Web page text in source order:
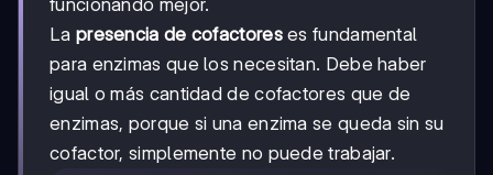
funcionando mejor.
La presencia de cofactoreses fundamental
para enzimas que los necesitan. Debe haber
igual o más cantidad de cofactores que de
enzimas, porque si una enzima se queda sin su
cofactor, simplemente no puede trabajar.